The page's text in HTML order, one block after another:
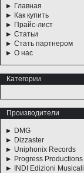
Главная
Как купить
Прайс-лист
Статьи
Стать партнером
О нас
Категории
Производители
DMG
Dizzaster
Uniphonix Records
Progress Productions
INDI Edizioni Musicali